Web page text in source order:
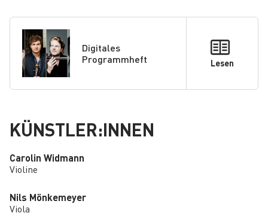
Digitales
Programmheft
Lesen
KÜNSTLER:INNEN
Carolin Widmann
Violine
Nils Mönkemeyer
Viola